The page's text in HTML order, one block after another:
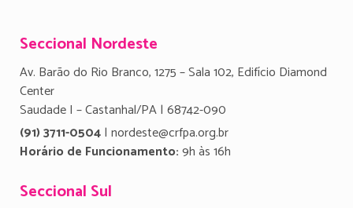
Seccional Nordeste
Av. Barão do Rio Branco, 1275 – Sala 102, Edifício Diamond
Center
Saudade I – Castanhal/PA | 68742-090
(91) 3711-0504| nordeste@crfpa.org.br
Horário de Funcionamento:9h às 16h
Seccional Sul